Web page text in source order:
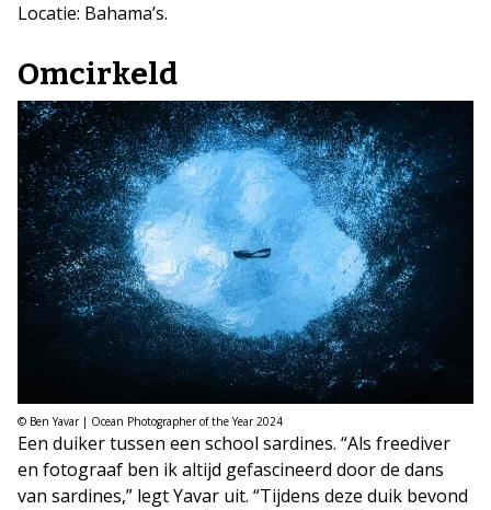
Locatie: Bahama’s.
Omcirkeld
© Ben Yavar | Ocean Photographer of the Year 2024
Een duiker tussen een school sardines. “Als freediver
en fotograaf ben ik altijd gefascineerd door de dans
van sardines,” legt Yavar uit. “Tijdens deze duik bevond